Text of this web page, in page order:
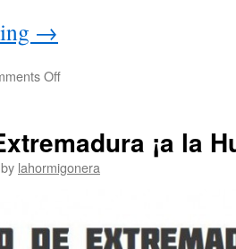
→
Off
¡a la
by lahormigonera